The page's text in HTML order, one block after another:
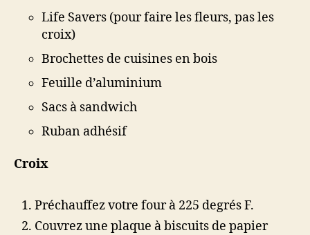
Life Savers (pour faire les fleurs, pas les
croix)
Brochettes de cuisines en bois
Feuille d’aluminium
Sacs à sandwich
Ruban adhésif
Croix
Préchauffez votre four à 225 degrés F.
Couvrez une plaque à biscuits de papier